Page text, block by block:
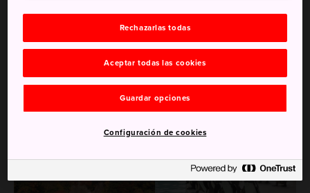
expendedoras de sake y aguas termales de sake
El festival de fuegos artificiales de Nagaoka y el
Festival de los Cerezos en Flor de Takada
Recomendaciones para ti
Rechazarlas todas
Aceptar todas las cookies
Guardar opciones
Configuración de cookies